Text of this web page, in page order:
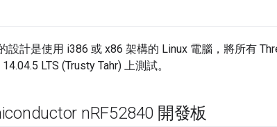
設計是使用 i386 或 x86 架構的 Linux 電腦，將所有
LTS (Trusty Tahr) 上測試。
nRF52840 開發板